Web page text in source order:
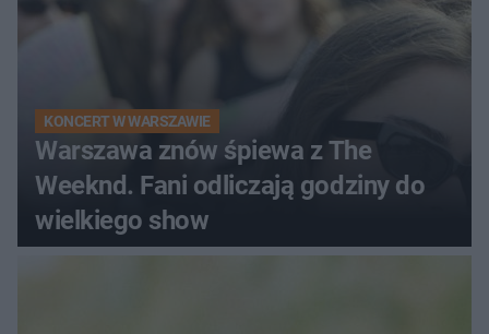
KONCERT W WARSZAWIE
Warszawa znów śpiewa z The
Weeknd. Fani odliczają godziny do
wielkiego show